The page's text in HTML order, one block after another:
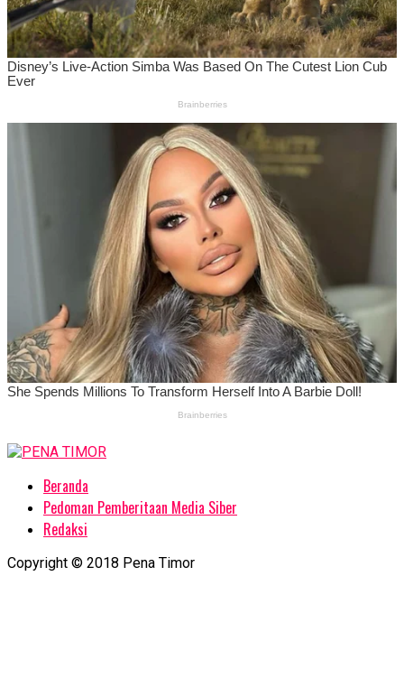
Beranda
Pedoman Pemberitaan Media Siber
Redaksi
Copyright © 2018 Pena Timor